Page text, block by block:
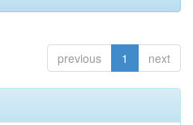
previous 1 next